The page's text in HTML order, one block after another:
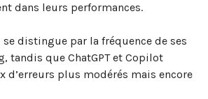
dans leurs performances.
se distingue par la fréquence de ses
tandis que ChatGPT et Copilot
d’erreurs plus modérés mais encore